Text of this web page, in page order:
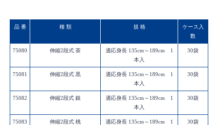
品 番 種 類 規 格
ケース入
数
75080 伸縮2段式 茶
適応身長 135cm～189cm 1
本入
30袋
75081 伸縮2段式 黒
適応身長 135cm～189cm 1
本入
30袋
75082 伸縮2段式 銀
適応身長 135cm～189cm 1
本入
30袋
75083 伸縮2段式 桃
適応身長 135cm～189cm 1
30袋